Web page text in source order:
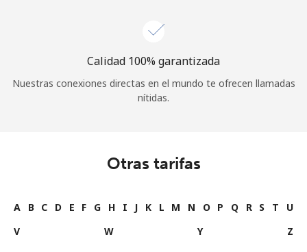
Calidad 100% garantizada
Nuestras conexiones directas en el mundo te ofrecen llamadas
nítidas.
Otras tarifas
A B C D E F G H I J K L M N O P Q R S T
U
V
W Y Z